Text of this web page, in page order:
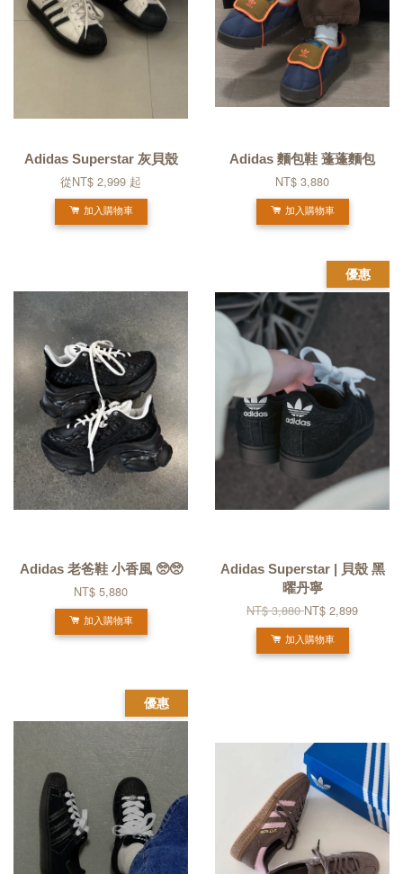
Adidas Superstar 灰貝殼
從NT$ 2,999 起
加入購物車
Adidas 麵包鞋 蓬蓬麵包
NT$ 3,880
加入購物車
Adidas 老爸鞋 小香風 🥺🥺
NT$ 5,880
加入購物車
優惠
Adidas Superstar | 貝殼 黑
曜丹寧
NT$ 3,880NT$ 2,899
加入購物車
優惠